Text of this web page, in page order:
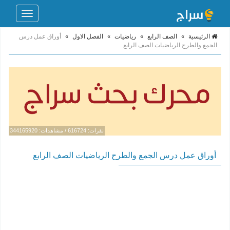
Toggle
الرئيسية » الصف الرابع » رياضيات » الفصل الاول »
أوراق عمل درس
الجمع والطرح الرياضيات الصف الرابع
نقرات: 616724 / مشاهدات: 344165920
أوراق عمل درس الجمع والطرح الرياضيات الصف الرابع